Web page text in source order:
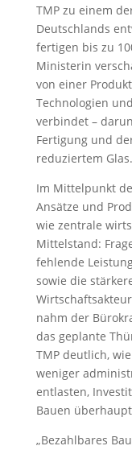
TMP zu einem
Deutschlands
fertigen bis zu
Ministerin
von einer
Technologien
verbindet –
Fertigung und
reduziertem Glas.
Im Mittelpunkt
Ansätze und
wie zentrale
Mittelstand:
fehlende
sowie die
nahm der
das geplante
TMP deutlich,
weniger
entlasten,
Bauen
„Bezahlbares